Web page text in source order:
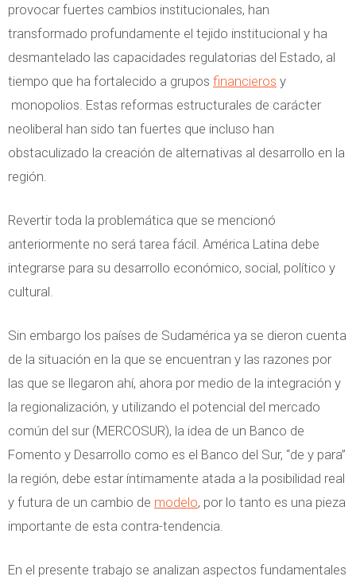
provocar fuertes cambios institucionales, han
transformado profundamente el tejido institucional y ha
desmantelado las capacidades regulatorias del Estado, al
tiempo que ha fortalecido a grupos financieros y
monopolios. Estas reformas estructurales de carácter
neoliberal han sido tan fuertes que incluso han
obstaculizado la creación de alternativas al desarrollo en la
región.
Revertir toda la problemática que se mencionó
anteriormente no será tarea fácil. América Latina debe
integrarse para su desarrollo económico, social, político y
cultural.
Sin embargo los países de Sudamérica ya se dieron cuenta
de la situación en la que se encuentran y las razones por
las que se llegaron ahí, ahora por medio de la integración y
la regionalización, y utilizando el potencial del mercado
común del sur (MERCOSUR), la idea de un Banco de
Fomento y Desarrollo como es el Banco del Sur, “de y para”
la región, debe estar íntimamente atada a la posibilidad real
y futura de un cambio de modelo, por lo tanto es una pieza
importante de esta contra-tendencia.
En el presente trabajo se analizan aspectos fundamentales